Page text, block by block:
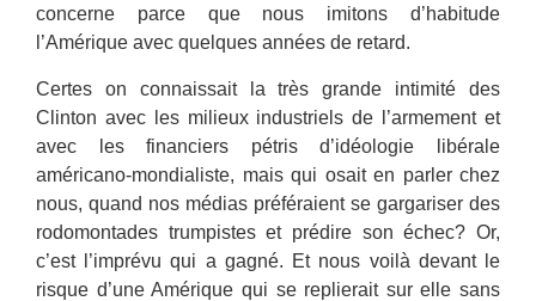
concerne parce que nous imitons d’habitude
l’Amérique avec quelques années de retard.
Certes on connaissait la très grande intimité des
Clinton avec les milieux industriels de l’armement et
avec les financiers pétris d’idéologie libérale
américano-mondialiste, mais qui osait en parler chez
nous, quand nos médias préféraient se gargariser des
rodomontades trumpistes et prédire son échec? Or,
c’est l’imprévu qui a gagné. Et nous voilà devant le
risque d’une Amérique qui se replierait sur elle sans